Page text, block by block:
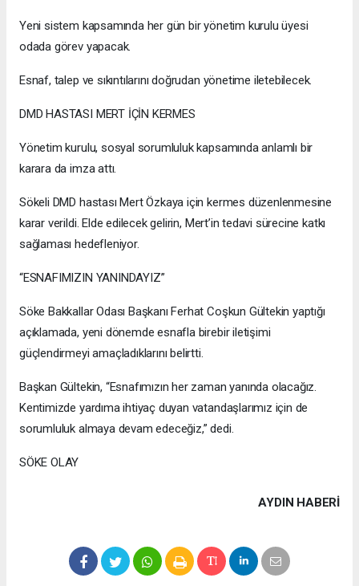
Yeni sistem kapsamında her gün bir yönetim kurulu üyesi
odada görev yapacak.
Esnaf, talep ve sıkıntılarını doğrudan yönetime iletebilecek.
DMD HASTASI MERT İÇİN KERMES
Yönetim kurulu, sosyal sorumluluk kapsamında anlamlı bir
karara da imza attı.
Sökeli DMD hastası Mert Özkaya için kermes düzenlenmesine
karar verildi. Elde edilecek gelirin, Mert’in tedavi sürecine katkı
sağlaması hedefleniyor.
“ESNAFIMIZIN YANINDAYIZ”
Söke Bakkallar Odası Başkanı Ferhat Coşkun Gültekin yaptığı
açıklamada, yeni dönemde esnafla birebir iletişimi
güçlendirmeyi amaçladıklarını belirtti.
Başkan Gültekin, “Esnafımızın her zaman yanında olacağız.
Kentimizde yardıma ihtiyaç duyan vatandaşlarımız için de
sorumluluk almaya devam edeceğiz,” dedi.
SÖKE OLAY
AYDIN HABERİ